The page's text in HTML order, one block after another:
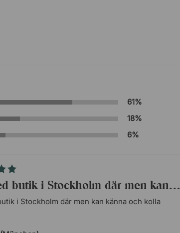
61%
18%
6%
butik i Stockholm där men kan…
i Stockholm där men kan känna och kolla